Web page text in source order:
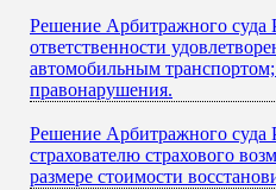
Решение Арбитражного суда
ответственности
автомобильным транспортом;
правонарушения.
Решение Арбитражного суда
страхователю страхового
размере стоимости